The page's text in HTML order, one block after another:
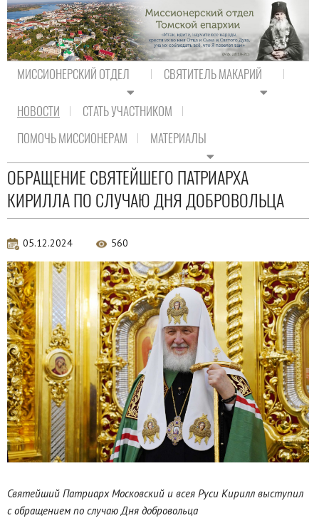
МИССИОНЕРСКИЙ ОТДЕЛ СВЯТИТЕЛЬ МАКАРИЙ
НОВОСТИ
СТАТЬ УЧАСТНИКОМ
ПОМОЧЬ МИССИОНЕРАМ
МАТЕРИАЛЫ
Новости Православия
ОБРАЩЕНИЕ СВЯТЕЙШЕГО ПАТРИАРХА
КИРИЛЛА ПО СЛУЧАЮ ДНЯ ДОБРОВОЛЬЦА
05.12.2024 560
Святейший Патриарх Московский и всея Руси Кирилл выступил
с обращением по случаю Дня добровольца